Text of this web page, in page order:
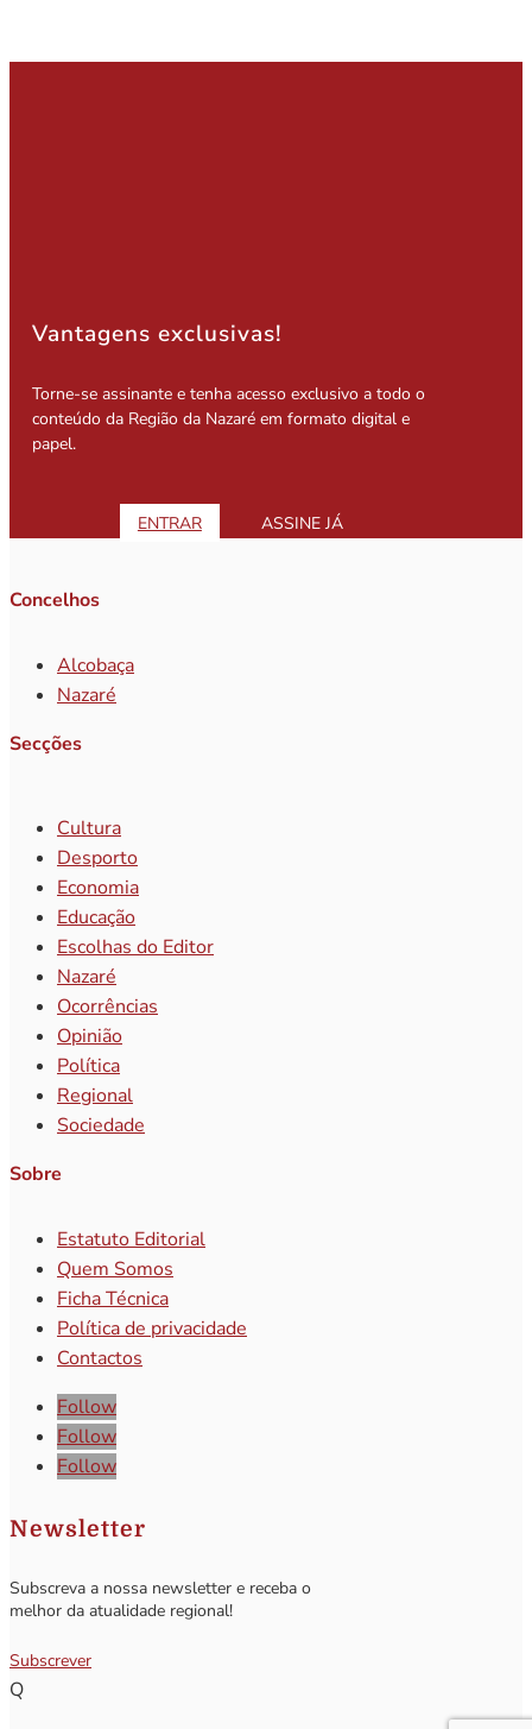
Vantagens exclusivas!
Torne-se assinante e tenha acesso exclusivo a todo o
conteúdo da Região da Nazaré em formato digital e
papel.
ENTRAR ASSINE JÁ
Concelhos
Alcobaça
Nazaré
Secções
Cultura
Desporto
Economia
Educação
Escolhas do Editor
Nazaré
Ocorrências
Opinião
Política
Regional
Sociedade
Sobre
Estatuto Editorial
Quem Somos
Ficha Técnica
Política de privacidade
Contactos
Follow
Follow
Follow
Newsletter
Subscreva a nossa newsletter e receba o
melhor da atualidade regional!
Subscrever
Q